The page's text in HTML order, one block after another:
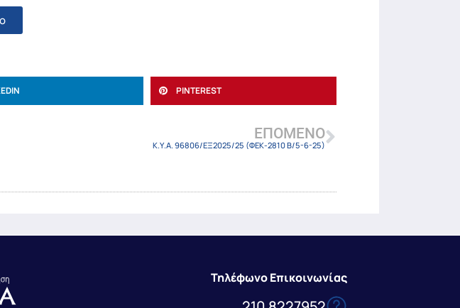
PINTEREST
ΕΠΌΜΕΝΟ
Κ.Υ.Α. 96806/ΕΞ2025/25 (ΦΕΚ-2810 Β/5-6-25)
Τηλέφωνο Επικοινωνίας